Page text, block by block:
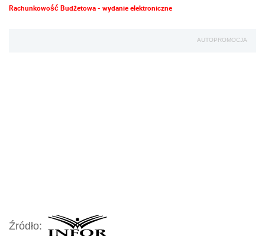
Rachunkowość Budżetowa - wydanie elektroniczne
AUTOPROMOCJA
Źródło: